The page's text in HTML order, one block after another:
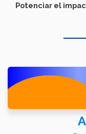
Potenciar el